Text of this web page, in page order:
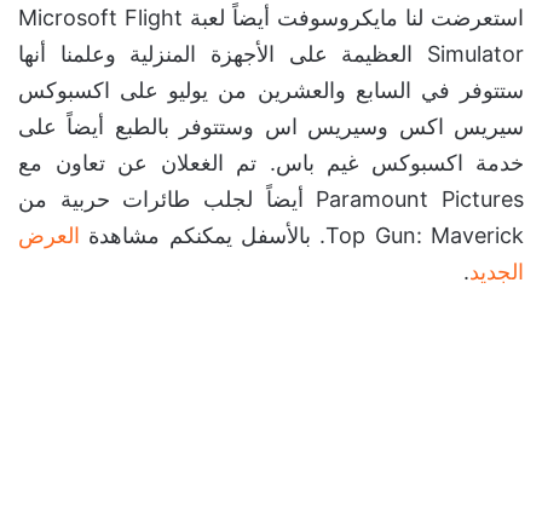
استعرضت لنا مايكروسوفت أيضاً لعبة Microsoft Flight
Simulator العظيمة على الأجهزة المنزلية وعلمنا أنها
ستتوفر في السابع والعشرين من يوليو على اكسبوكس
سيريس اكس وسيريس اس وستتوفر بالطبع أيضاً على
خدمة اكسبوكس غيم باس. تم الغعلان عن تعاون مع
Paramount Pictures أيضاً لجلب طائرات حربية من
Top Gun: Maverick. بالأسفل يمكنكم مشاهدة
العرض
الجديد.